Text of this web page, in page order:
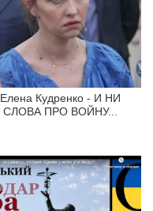
Елена Кудренко - И НИ
СЛОВА ПРО ВОЙНУ...